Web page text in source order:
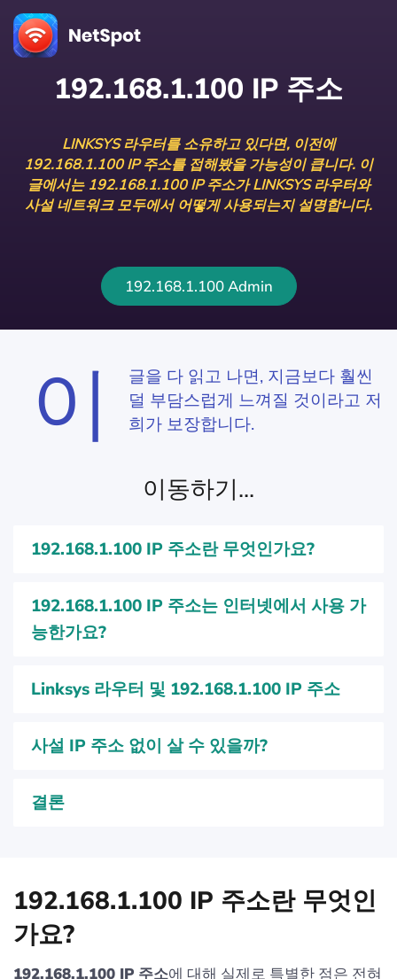
192.168.1.100 IP 주소
LINKSYS 라우터를 소유하고 있다면, 이전에
192.168.1.100 IP 주소를 접해봤을 가능성이 큽니다. 이
글에서는 192.168.1.100 IP 주소가 LINKSYS 라우터와
사설 네트워크 모두에서 어떻게 사용되는지 설명합니다.
192.168.1.100 Admin
이
글을 다 읽고 나면, 지금보다 훨씬
덜 부담스럽게 느껴질 것이라고 저
희가 보장합니다.
이동하기...
192.168.1.100 IP 주소란 무엇인가요?
192.168.1.100 IP 주소는 인터넷에서 사용 가
능한가요?
Linksys 라우터 및 192.168.1.100 IP 주소
사설 IP 주소 없이 살 수 있을까?
결론
192.168.1.100 IP 주소란 무엇인
가요?
192.168.1.100 IP 주소에 대해 실제로 특별한 점은 전혀